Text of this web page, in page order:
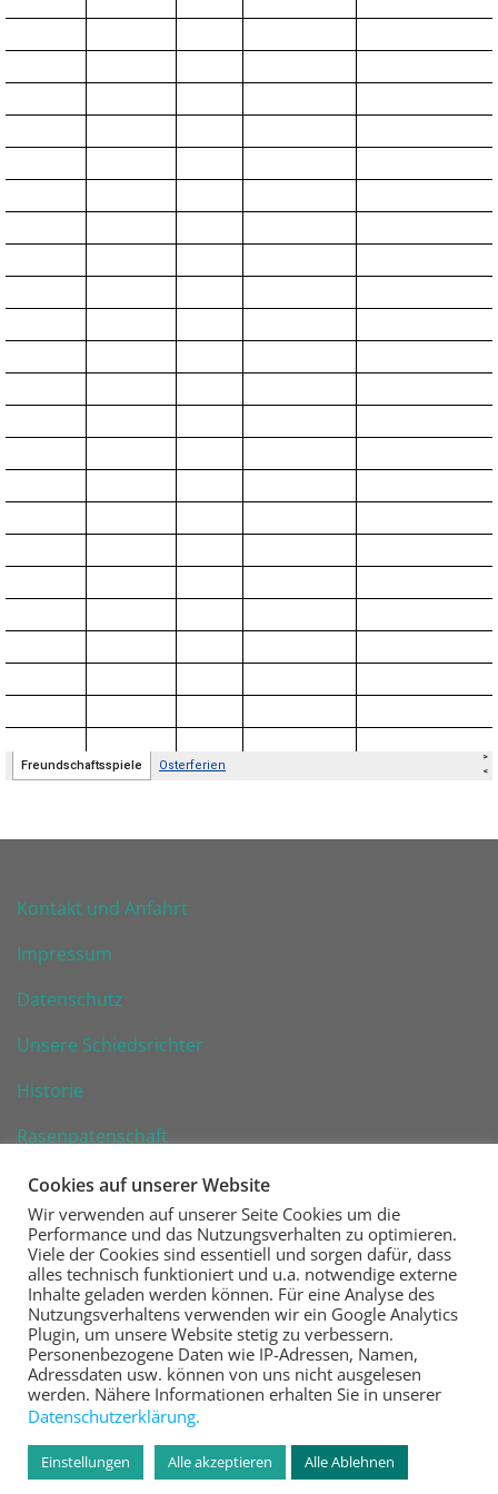
Kontakt und Anfahrt
Impressum
Datenschutz
Unsere Schiedsrichter
Historie
Rasenpatenschaft
VfR Wiesbaden 1926 e. V.
Fußball | Handball | Tennis | Kegeln | Tischtennis
Steinberger Straße 16
65187 Wiesbaden
www.vfr-wiesbaden.de
Cookies auf unserer Website
Wir verwenden auf unserer Seite Cookies um die
Performance und das Nutzungsverhalten zu optimieren.
Viele der Cookies sind essentiell und sorgen dafür, dass
alles technisch funktioniert und u.a. notwendige externe
Inhalte geladen werden können. Für eine Analyse des
Nutzungsverhaltens verwenden wir ein Google Analytics
Plugin, um unsere Website stetig zu verbessern.
Personenbezogene Daten wie IP-Adressen, Namen,
Adressdaten usw. können von uns nicht ausgelesen
werden. Nähere Informationen erhalten Sie in unserer
Datenschutzerklärung.
Einstellungen Alle akzeptieren Alle Ablehnen